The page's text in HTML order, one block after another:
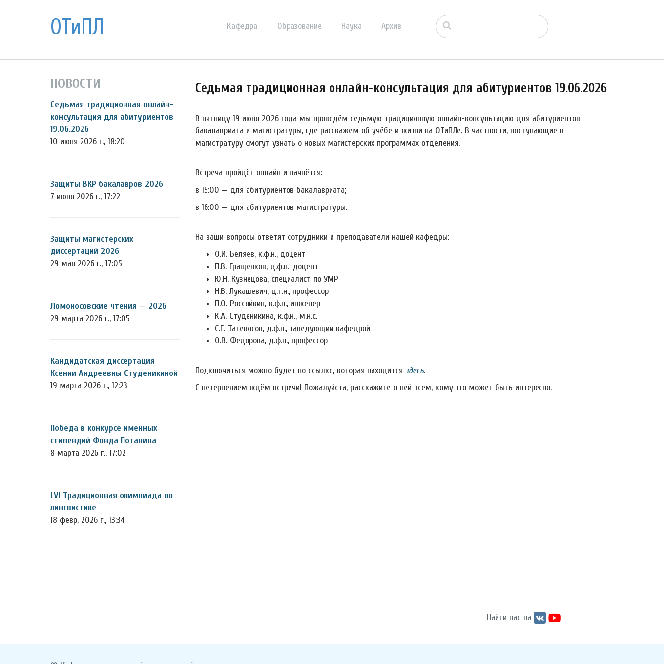
ОТиПЛ Кафедра Образование Наука Архив
НОВОСТИ
Седьмая традиционная онлайн-
консультация для абитуриентов
19.06.2026
10 июня 2026 г., 18:20
Защиты ВКР бакалавров 2026
7 июня 2026 г., 17:22
Защиты магистерских
диссертаций 2026
29 мая 2026 г., 17:05
Ломоносовские чтения — 2026
29 марта 2026 г., 17:05
Кандидатская диссертация
Ксении Андреевны Студеникиной
19 марта 2026 г., 12:23
Победа в конкурсе именных
стипендий Фонда Потанина
8 марта 2026 г., 17:02
LVI Традиционная олимпиада по
лингвистике
18 февр. 2026 г., 13:34
Седьмая традиционная онлайн-консультация для абитуриентов 19.06.2026
В пятницу 19 июня 2026 года мы проведём седьмую традиционную онлайн-консультацию для абитуриентов
бакалавриата и магистратуры, где расскажем об учёбе и жизни на ОТиПЛе. В частности, поступающие в
магистратуру смогут узнать о новых магистерских программах отделения.
Встреча пройдёт онлайн и начнётся:
в 15:00 — для абитуриентов бакалавриата;
в 16:00 — для абитуриентов магистратуры.
На ваши вопросы ответят сотрудники и преподаватели нашей кафедры:
О.И. Беляев, к.ф.н., доцент
П.В. Гращенков, д.ф.н., доцент
Ю.Н. Кузнецова, специалист по УМР
Н.В. Лукашевич, д.т.н., профессор
П.О. Россяйкин, к.ф.н., инженер
К.А. Студеникина, к.ф.н., м.н.с.
С.Г. Татевосов, д.ф.н., заведующий кафедрой
О.В. Федорова, д.ф.н., профессор
Подключиться можно будет по ссылке, которая находится здесь.
С нетерпением ждём встречи! Пожалуйста, расскажите о ней всем, кому это может быть интересно.
Найти нас на